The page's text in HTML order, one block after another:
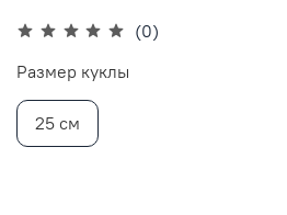
(0)
Размер куклы
25 см